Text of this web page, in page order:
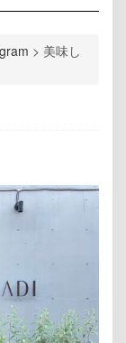
> 美味し